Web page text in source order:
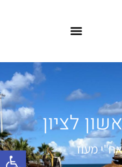
לציון
מעוז